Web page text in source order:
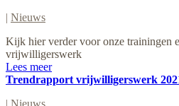
| Nieuws
Kijk hier verder voor onze trainingen
vrijwilligerswerk
Lees meer
Trendrapport vrijwilligerswerk
| Nieuws